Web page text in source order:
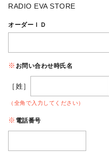
RADIO EVA STORE
オーダーＩＤ
お問い合わせ時氏名
［姓］
（全角で入力してください）
電話番号